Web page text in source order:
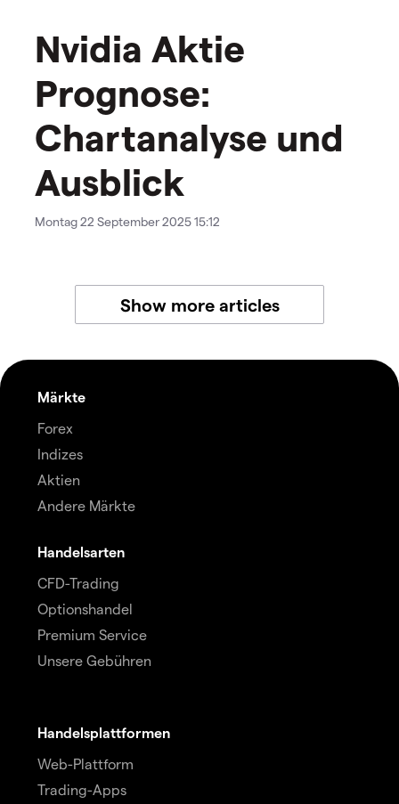
Nvidia Aktie
Prognose:
Chartanalyse und
Ausblick
Montag 22 September 2025 15:12
Show more articles
Märkte
Forex
Indizes
Aktien
Andere Märkte
Handelsarten
CFD-Trading
Optionshandel
Premium Service
Unsere Gebühren
Handelsplattformen
Web-Plattform
Trading-Apps